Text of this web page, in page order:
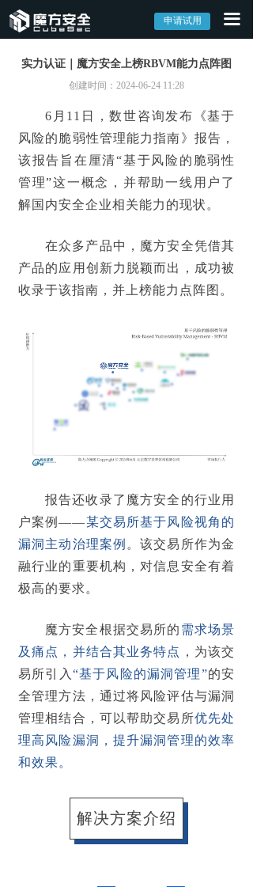
申请试用 끀
首页
产品中心
→ 外部攻击面管理系统EASM
→ 漏洞管理系统CVM
解决方案
→ 外部攻击面解决方案
→ 数字资产监控解决方案
→ 攻击面可视化解决方案
→ 红队安全攻防
→ 重要活动安全保障
→ 安全事件应急服务
→ 信息安全风险评估
→ 渗透测试服务
关于我们
发展历程
最新资讯
实力认证｜魔方安全上榜RBVM能力点阵图
6月11日，数世咨询发布 《基于
风险的脆弱性管理能力指南》 报告，
该报告旨在厘清“基于风险的脆弱性
管理”这一概念，并帮助一线用户了
解国内安全企业相关能力的现状。
在众多产品中， 魔方安全凭借其
产品的应用创新力脱颖而出，成功被
收录于该指南 ，并 上榜能力点阵图 。
报告还收录了魔方安全的行业用
户案例——某交易所基于风险视角的
漏洞主动治理案例 。该交易所作为金
融行业的重要机构，对信息安全有着
极高的要求。
魔方安全根据交易所的 需求场景
及痛点 ， 并结合其业务特点 ， 为该交
易所引入 “基于风险的漏洞管理”的安
全管理方法，通过将风险评估与漏洞
管理相结合，可以帮助交易所优先处
理高风险漏洞，提升漏洞管理的效率
和效果。
解决方案介绍
创建时间： 2024-06-24 11:28